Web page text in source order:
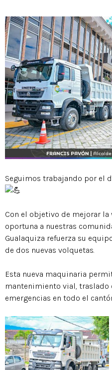
Seguimos trabajando por el
Con el objetivo de mejorar
oportuna a nuestras
Gualaquiza refuerza su
de dos nuevas volquetas.
Esta nueva maquinaria
mantenimiento vial, traslado
emergencias en todo el